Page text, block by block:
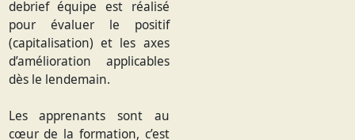
debrief équipe est réalisé
pour évaluer le positif
(capitalisation) et les axes
d’amélioration applicables
dès le lendemain.
Les apprenants sont au
cœur de la formation, c’est